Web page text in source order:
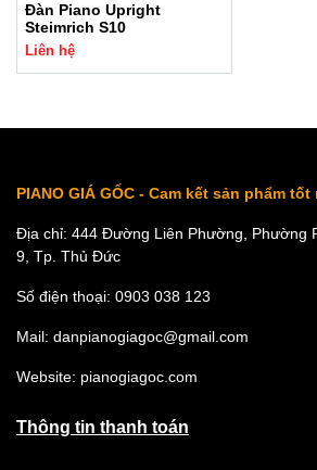
Đàn Piano Upright
Steimrich S10
Liên hệ
PIANO GIÁ GỐC - Cam kết sản phẩm
Địa chỉ: 444 Đường Liên Phường, Phường
9, Tp. Thủ Đức
Số điện thoại: 0903 038 123
Mail: danpianogiagoc@gmail.com
Website: pianogiagoc.com
Thông tin thanh toán